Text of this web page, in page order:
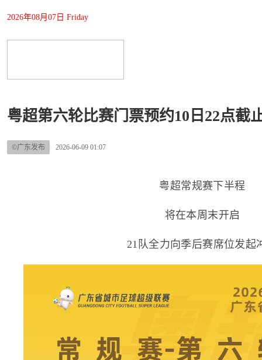
2026年08月07日 Friday
粤超第六轮比赛门票预约10日22点截
©广东发布 2026-06-09 01:07
粤超常规赛下半程
将在本周末开启
21队全力向季后赛席位发起